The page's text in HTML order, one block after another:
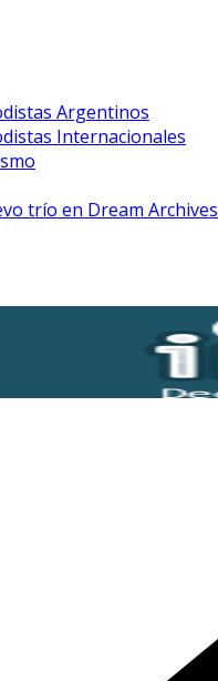
Argentinos
Internacionales
trío en Dream Archives